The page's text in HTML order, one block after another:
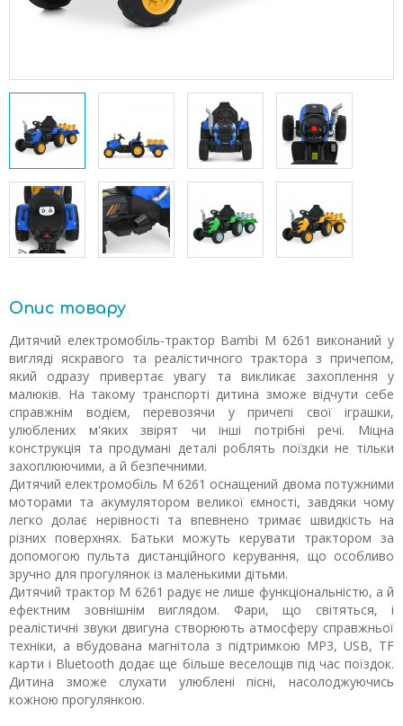
Опис товару
Дитячий електромобіль-трактор Bambi M 6261 виконаний у
вигляді яскравого та реалістичного трактора з причепом,
який одразу привертає увагу та викликає захоплення у
малюків. На такому транспорті дитина зможе відчути себе
справжнім водієм, перевозячи у причепі свої іграшки,
улюблених м'яких звірят чи інші потрібні речі. Міцна
конструкція та продумані деталі роблять поїздки не тільки
захоплюючими, а й безпечними.
Дитячий електромобіль M 6261 оснащений двома потужними
моторами та акумулятором великої ємності, завдяки чому
легко долає нерівності та впевнено тримає швидкість на
різних поверхнях. Батьки можуть керувати трактором за
допомогою пульта дистанційного керування, що особливо
зручно для прогулянок із маленькими дітьми.
Дитячий трактор M 6261 радує не лише функціональністю, а й
ефектним зовнішнім виглядом. Фари, що світяться, і
реалістичні звуки двигуна створюють атмосферу справжньої
техніки, а вбудована магнітола з підтримкою MP3, USB, TF
карти і Bluetooth додає ще більше веселощів під час поїздок.
Дитина зможе слухати улюблені пісні, насолоджуючись
кожною прогулянкою.